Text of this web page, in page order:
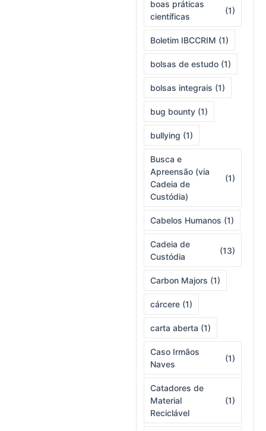
boas práticas
científicas
(1)
Boletim IBCCRIM (1)
bolsas de estudo (1)
bolsas integrais (1)
bug bounty (1)
bullying (1)
Busca e
Apreensão (via
Cadeia de
Custódia)
(1)
Cabelos Humanos (1)
Cadeia de
Custódia
(13)
Carbon Majors (1)
cárcere (1)
carta aberta (1)
Caso Irmãos
Naves
(1)
Catadores de
Material
Reciclável
(1)